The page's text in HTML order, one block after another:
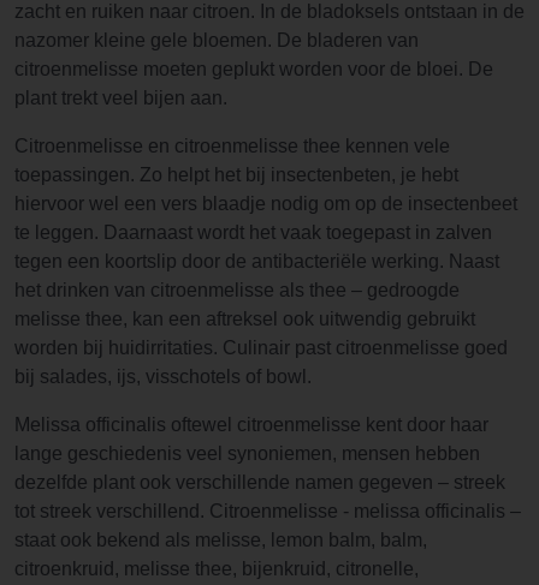
zacht en ruiken naar citroen. In de bladoksels ontstaan in de
nazomer kleine gele bloemen. De bladeren van
citroenmelisse moeten geplukt worden voor de bloei. De
plant trekt veel bijen aan.
Citroenmelisse en citroenmelisse thee kennen vele
toepassingen. Zo helpt het bij insectenbeten, je hebt
hiervoor wel een vers blaadje nodig om op de insectenbeet
te leggen. Daarnaast wordt het vaak toegepast in zalven
tegen een koortslip door de antibacteriële werking. Naast
het drinken van citroenmelisse als thee – gedroogde
melisse thee, kan een aftreksel ook uitwendig gebruikt
worden bij huidirritaties. Culinair past citroenmelisse goed
bij salades, ijs, visschotels of bowl.
Melissa officinalis oftewel citroenmelisse kent door haar
lange geschiedenis veel synoniemen, mensen hebben
dezelfde plant ook verschillende namen gegeven – streek
tot streek verschillend. Citroenmelisse - melissa officinalis –
staat ook bekend als melisse, lemon balm, balm,
citroenkruid, melisse thee, bijenkruid, citronelle,